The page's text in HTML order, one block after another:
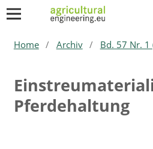
Home / Archiv / Bd. 57 Nr. 1
Pferdehaltung